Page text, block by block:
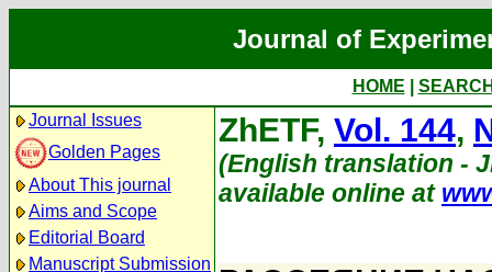
Journal of
HOME
Journal Issues
Golden Pages
About This journal
Aims and Scope
Editorial Board
Manuscript Submission
ZhETF, Vol. 144,
(English translation -
available online at